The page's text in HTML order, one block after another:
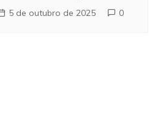
5 de outubro de 2025 0